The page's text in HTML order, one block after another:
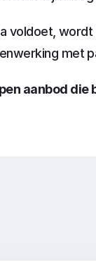
voldoet,
met
aanbod die